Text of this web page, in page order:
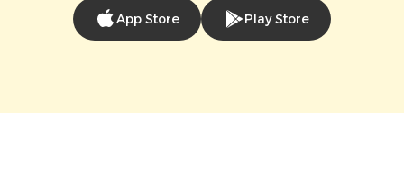
App Store Play Store